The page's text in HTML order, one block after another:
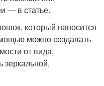
— в статье.
который наносится
можно создавать
от вида,
зеркальной,